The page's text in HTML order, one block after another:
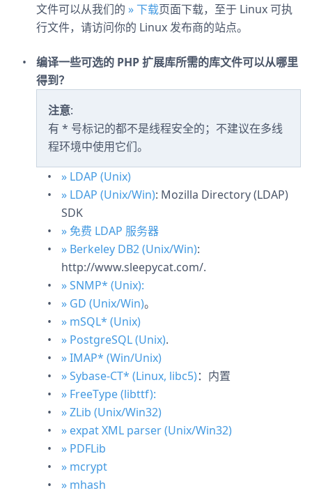
文件可以从我们的 » 下载页面下载，至于 Linux 可执
行文件，请访问你的 Linux 发布商的站点。
编译一些可选的 PHP 扩展库所需的库文件可以从哪里
得到？
注意:
有 * 号标记的都不是线程安全的；不建议在多线
程环境中使用它们。
» LDAP (Unix)
» LDAP (Unix/Win): Mozilla Directory (LDAP)
SDK
» 免费 LDAP 服务器
» Berkeley DB2 (Unix/Win):
http://www.sleepycat.com/.
» SNMP* (Unix):
» GD (Unix/Win)。
» mSQL* (Unix)
» PostgreSQL (Unix).
» IMAP* (Win/Unix)
» Sybase-CT* (Linux, libc5)：内置
» FreeType (libttf):
» ZLib (Unix/Win32)
» expat XML parser (Unix/Win32)
» PDFLib
» mcrypt
» mhash